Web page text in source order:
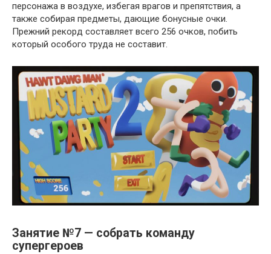
персонажа в воздухе, избегая врагов и препятствия, а
также собирая предметы, дающие бонусные очки.
Прежний рекорд составляет всего 256 очков, побить
который особого труда не составит.
Занятие №7 — собрать команду
супергероев